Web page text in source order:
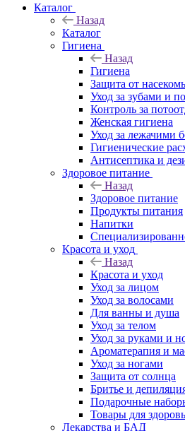
Каталог
Назад
Каталог
Гигиена
Назад
Гигиена
Защита от
Уход за зубами и
Контроль за
Женская гигиена
Уход за лежачими
Гигиенические
Антисептика и
Здоровое питание
Назад
Здоровое питание
Продукты питания
Напитки
Красота и уход
Назад
Красота и уход
Уход за лицом
Уход за волосами
Для ванны и душа
Уход за телом
Уход за руками и
Ароматерапия и
Уход за ногами
Защита от солнца
Бритье и
Подарочные
Товары для
Лекарства и БАД